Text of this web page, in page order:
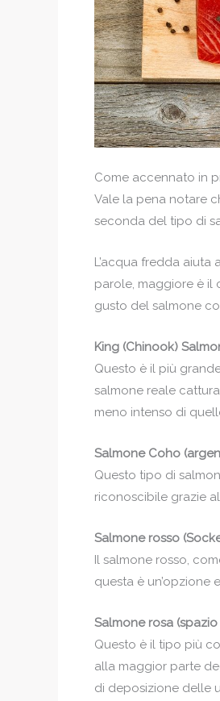
Come accennato in
Vale la pena notare
seconda del tipo di
L’acqua fredda
parole, maggiore è il
gusto del salmone
King (Chinook)
Questo è il più
salmone reale
meno intenso di
Salmone Coho
Questo tipo di
riconoscibile grazie
Salmone rosso
Il salmone rosso,
questa è un’opzione
Salmone rosa
Questo è il tipo più
alla maggior parte
di deposizione delle